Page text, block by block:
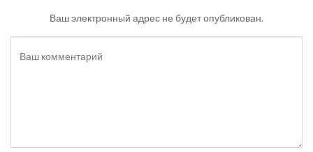
Ваш электронный адрес не будет опубликован.